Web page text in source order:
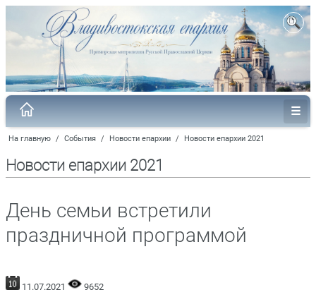
На главную / События / Новости епархии / Новости епархии 2021
Новости епархии 2021
День семьи встретили
праздничной программой
11.07.2021 9652